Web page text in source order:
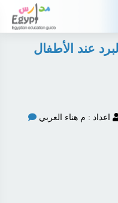
عند الأطفال
اعداد : م هناء العربي